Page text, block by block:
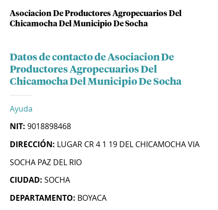
Asociacion De Productores Agropecuarios Del
Chicamocha Del Municipio De Socha
Datos de contacto de Asociacion De
Productores Agropecuarios Del
Chicamocha Del Municipio De Socha
Ayuda
NIT: 9018898468
DIRECCIÓN: LUGAR CR 4 1 19 DEL CHICAMOCHA VIA
SOCHA PAZ DEL RIO
CIUDAD: SOCHA
DEPARTAMENTO: BOYACA